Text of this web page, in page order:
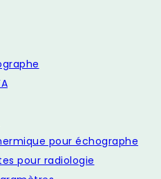
pour échographe
pour radiologie